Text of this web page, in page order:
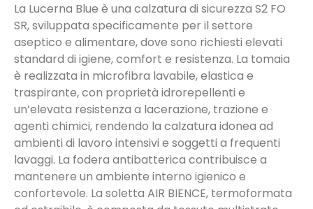
La Lucerna Blue è una calzatura di sicurezza S2 FO
SR, sviluppata specificamente per il settore
aseptico e alimentare, dove sono richiesti elevati
standard di igiene, comfort e resistenza. La tomaia
è realizzata in microfibra lavabile, elastica e
traspirante, con proprietà idrorepellenti e
un’elevata resistenza a lacerazione, trazione e
agenti chimici, rendendo la calzatura idonea ad
ambienti di lavoro intensivi e soggetti a frequenti
lavaggi. La fodera antibatterica contribuisce a
mantenere un ambiente interno igienico e
confortevole. La soletta AIR BIENCE, termoformata